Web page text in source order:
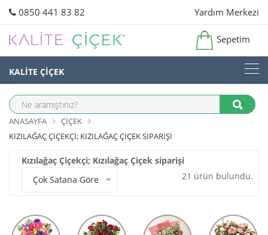
0850 441 83 82 Yardım Merkezi
Sepetim
KALİTE ÇİÇEK
ANASAYFA
ÇIÇEK
KIZILAĞAÇ ÇIÇEKÇI; KIZILAĞAÇ ÇIÇEK SIPARIŞI
Kızılağaç Çiçekçi; Kızılağaç Çiçek siparişi
Çok Satana Göre
21 ürün bulundu.